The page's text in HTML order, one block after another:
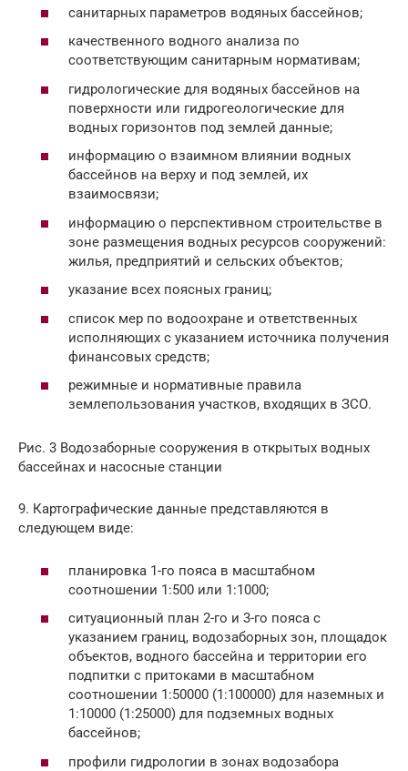
санитарных параметров водяных бассейнов;
качественного водного анализа по
соответствующим санитарным нормативам;
гидрологические для водяных бассейнов на
поверхности или гидрогеологические для
водных горизонтов под землей данные;
информацию о взаимном влиянии водных
бассейнов на верху и под землей, их
взаимосвязи;
информацию о перспективном строительстве в
зоне размещения водных ресурсов сооружений:
жилья, предприятий и сельских объектов;
указание всех поясных границ;
список мер по водоохране и ответственных
исполняющих с указанием источника получения
финансовых средств;
режимные и нормативные правила
землепользования участков, входящих в ЗСО.
Рис. 3 Водозаборные сооружения в открытых водных
бассейнах и насосные станции
9. Картографические данные представляются в
следующем виде:
планировка 1-го пояса в масштабном
соотношении 1:500 или 1:1000;
ситуационный план 2-го и 3-го пояса с
указанием границ, водозаборных зон, площадок
объектов, водного бассейна и территории его
подпитки с притоками в масштабном
соотношении 1:50000 (1:100000) для наземных и
1:10000 (1:25000) для подземных водных
бассейнов;
профили гидрологии в зонах водозабора